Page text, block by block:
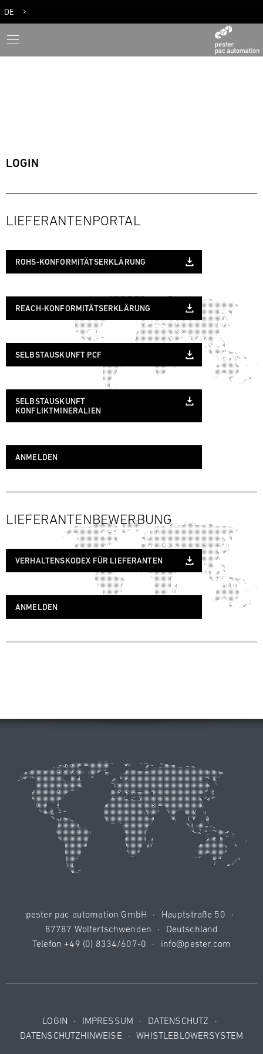
DE
LOGIN
LIEFERANTENPORTAL
ROHS-KONFORMITÄTSERKLÄRUNG
REACH-KONFORMITÄTSERKLÄRUNG
SELBSTAUSKUNFT PCF
SELBSTAUSKUNFT
KONFLIKTMINERALIEN
ANMELDEN
LIEFERANTENBEWERBUNG
VERHALTENSKODEX FÜR LIEFERANTEN
ANMELDEN
pester pac automation GmbH · Hauptstraße 50
·
87787 Wolfertschwenden
·
Deutschland
Telefon +49 (0) 8334/607-0 · info@pester.com
LOGIN · IMPRESSUM · DATENSCHUTZ
·
DATENSCHUTZHINWEISE
· WHISTLEBLOWERSYSTEM